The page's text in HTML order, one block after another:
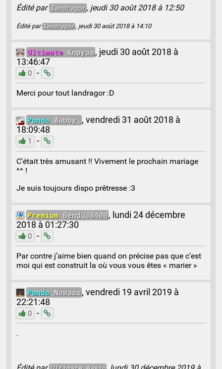
Édité parlandragor, jeudi 30 août 2018 à 12:50
Édité parlandragor, jeudi 30 août 2018 à 14:10
UltimateKnpyaa, jeudi 30 août 2018 à
13:46:47
0 -
Merci pour tout landragor :D
Panda Wabby_ ,vendredi 31 août 2018 à
18:09:48
1 -
C'était très amusant !! Vivement le prochain mariage
^^ !
Je suis toujours dispo prêtresse :3
PremiumBendu38400, lundi 24 décembre
2018 à 01:27:30
0 -
Par contre j’aime bien quand on précise pas que c’est
moi qui est construit la où vous vous êtes « marier »
Panda Nowass,vendredi 19 avril 2019 à
22:21:48
0 -
.